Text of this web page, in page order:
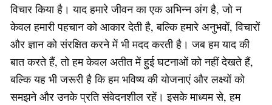
विचार किया है। याद हमारे जीवन का एक अभिन्न अंग है, जो न
केवल हमारी पहचान को आकार देती है, बल्कि हमारे अनुभवों, विचारों
और ज्ञान को संरक्षित करने में भी मदद करती है। जब हम याद की
बात करते हैं, तो हम केवल अतीत में हुई घटनाओं को नहीं देखते हैं,
बल्कि यह भी जरूरी है कि हम भविष्य की योजनाएं और लक्ष्यों को
समझने और उनके प्रति संवेदनशील रहें। इसके माध्यम से, हम